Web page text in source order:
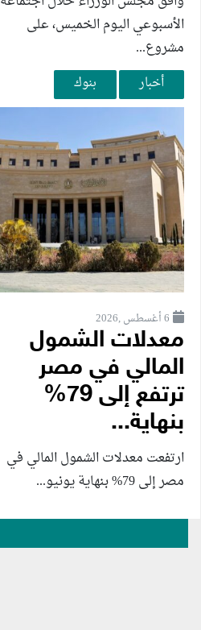
الأسبوعي اليوم الخميس، على
مشروع...
أخبار بنوك
6 أغسطس ,2026
معدلات الشمول
المالي في مصر
ترتفع إلى 79%
بنهاية...
ارتفعت معدلات الشمول المالي في
مصر إلى 79% بنهاية يونيو...